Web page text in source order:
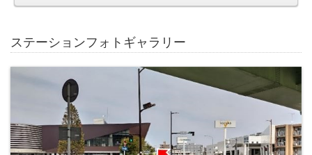
ステーションフォトギャラリー